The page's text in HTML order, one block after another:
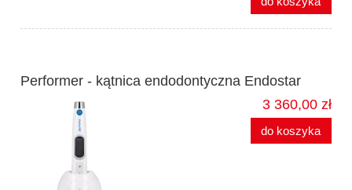
Performer - kątnica endodontyczna Endostar
3 360,00 zł
do koszyka